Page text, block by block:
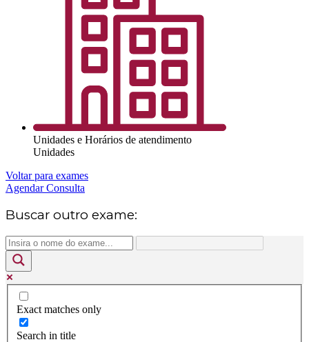
Unidades e Horários de atendimento
Unidades
Voltar para exames
Agendar Consulta
Buscar outro exame:
Exact matches only
Search in title